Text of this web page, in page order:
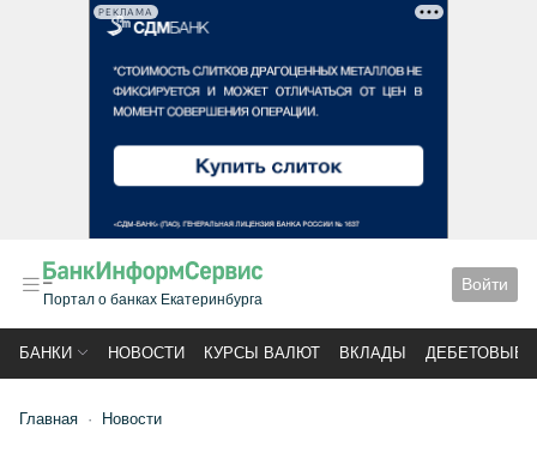
РЕКЛАМА
Портал о банках Екатеринбурга
Войти
БАНКИ НОВОСТИ КУРСЫ ВАЛЮТ ВКЛАДЫ ДЕБЕТОВЫЕ
Главная Новости